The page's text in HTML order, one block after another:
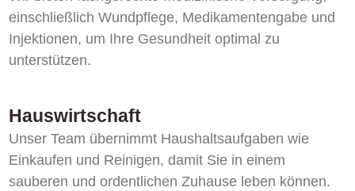
einschließlich Wundpflege, Medikamentengabe und
Injektionen, um Ihre Gesundheit optimal zu
unterstützen.
Hauswirtschaft
Unser Team übernimmt Haushaltsaufgaben wie
Einkaufen und Reinigen, damit Sie in einem
sauberen und ordentlichen Zuhause leben können.